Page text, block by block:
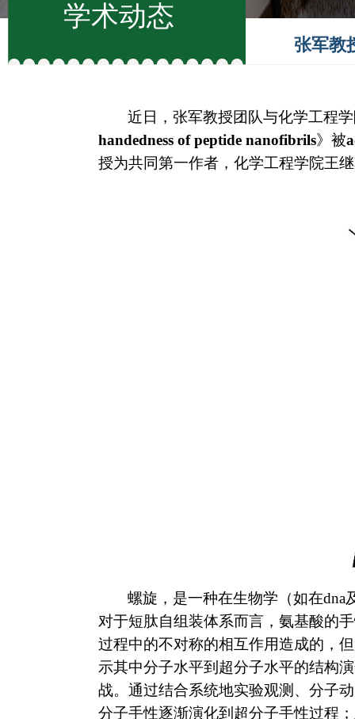
学术动态
张军教
近日，张军教授团队与化学工程
handedness of peptide nanofibrils》被
授为共同第一作者，化学工程学院王
螺旋，是一种在生物学（如在dna
对于短肽自组装体系而言，氨基酸的
过程中的不对称的相互作用造成的，
示其中分子水平到超分子水平的结构
战。通过结合系统地实验观测、分子
分子手性逐渐演化到超分子手性过程